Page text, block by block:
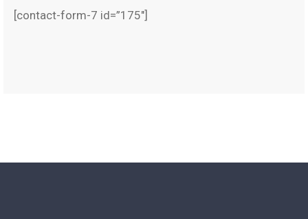
[contact-form-7 id=”175″]